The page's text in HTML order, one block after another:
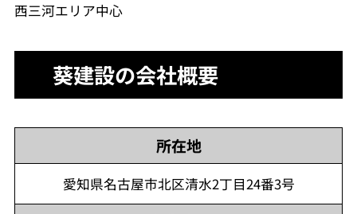
西三河エリア中心
葵建設の会社概要
所在地
愛知県名古屋市北区清水2丁目24番3号